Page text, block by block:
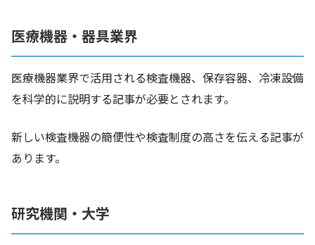
医療機器・器具業界
医療機器業界で活用される検査機器、保存容器、冷凍設備
を科学的に説明する記事が必要とされます。
新しい検査機器の簡便性や検査制度の高さを伝える記事が
あります。
研究機関・大学